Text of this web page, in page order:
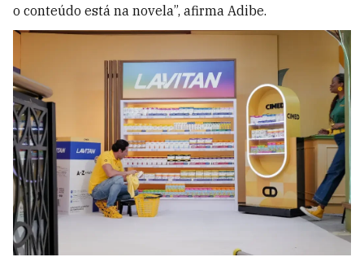
o conteúdo está na novela”, afirma Adibe.